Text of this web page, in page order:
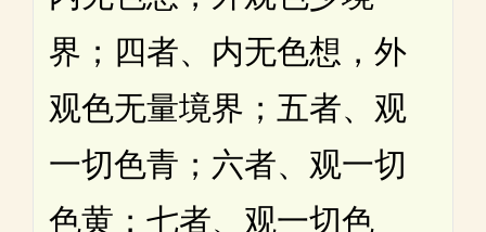
界；四者、内无色想，外
观色无量境界；五者、观
一切色青；六者、观一切
色黄；七者、观一切色